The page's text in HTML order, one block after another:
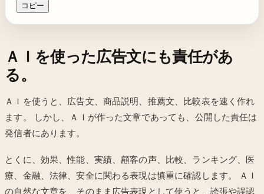
コピー
ＡＩを使った広告文にも責任があ
る。
ＡＩを使うと、広告文、商品説明、推薦文、比較表を速く作れ
ます。 しかし、ＡＩが作った文章であっても、公開した責任は
発信者にあります。
とくに、効果、性能、実績、顧客の声、比較、ランキング、医
療、金融、法律、安全に関わる表現は慎重に確認します。 ＡＩ
の自然な文章を、そのまま広告表現として使うと、誇張や誤認